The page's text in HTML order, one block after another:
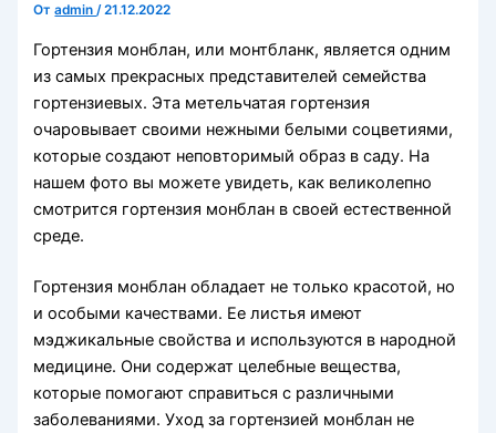
Отadmin/21.12.2022
Гортензия монблан, или монтбланк, является одним
из самых прекрасных представителей семейства
гортензиевых. Эта метельчатая гортензия
очаровывает своими нежными белыми соцветиями,
которые создают неповторимый образ в саду. На
нашем фото вы можете увидеть, как великолепно
смотрится гортензия монблан в своей естественной
среде.
Гортензия монблан обладает не только красотой, но
и особыми качествами. Ее листья имеют
мэджикальные свойства и используются в народной
медицине. Они содержат целебные вещества,
которые помогают справиться с различными
заболеваниями. Уход за гортензией монблан не